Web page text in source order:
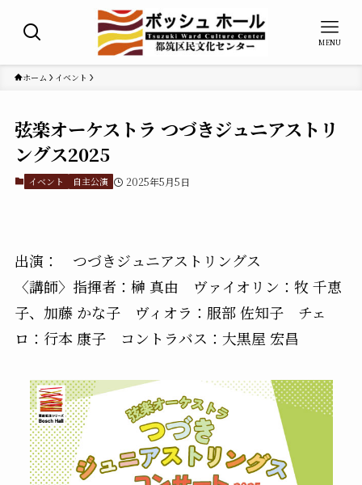
MENU
ホーム イベント
弦楽オーケストラ つづきジュニアストリ
ングス2025
イベント 自主公演 2025年5月5日
出演： つづきジュニアストリングス
〈講師〉指揮者：榊 真由 ヴァイオリン：牧 千恵
子、加藤 かな子 ヴィオラ：服部 佐知子 チェ
ロ：行本 康子 コントラバス：大黒屋 宏昌